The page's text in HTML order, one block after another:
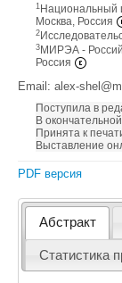
1 Национальный
Москва, Россия
2
3 МИРЭА -
Россия
Email: alex-
Поступила в
В
Принята к
Выставление
PDF версия
Абстракт
Статистика